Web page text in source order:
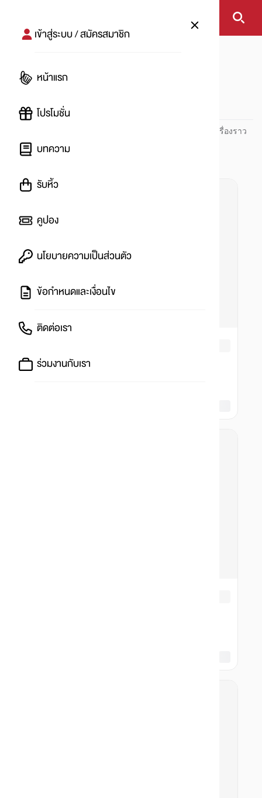
เข้าสู่ระบบ / สมัครสมาชิก
หน้าแรก
โปรโมชั่น
บทความ
รับหิ้ว
คูปอง
นโยบายความเป็นส่วนตัว
ข้อกำหนดและเงื่อนไข
ติดต่อเรา
ร่วมงานกับเรา
#
ปันโปร PUNPRO ที่ 1 ด้านโปรโมชัน อัปเดตและติดตามทุกเรื่องราว
โปรโมชัน